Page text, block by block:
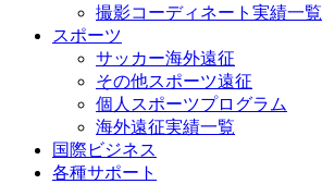
撮影コーディネート実績一覧
スポーツ
サッカー海外遠征
その他スポーツ遠征
個人スポーツプログラム
海外遠征実績一覧
国際ビジネス
各種サポート